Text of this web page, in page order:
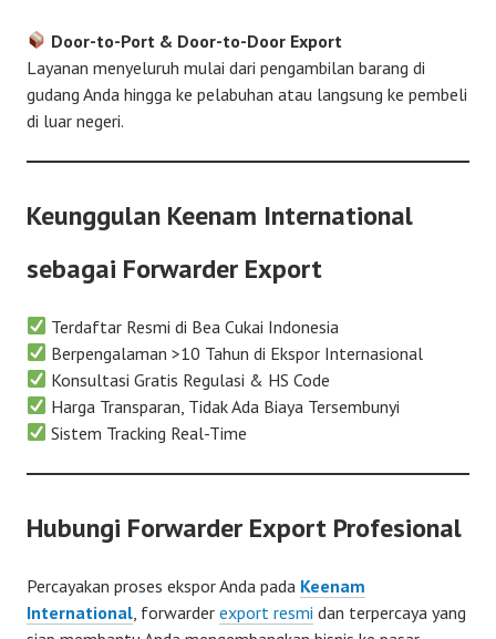
Door-to-Port & Door-to-Door Export
Layanan menyeluruh mulai dari pengambilan barang di
gudang Anda hingga ke pelabuhan atau langsung ke pembeli
di luar negeri.
Keunggulan Keenam International
sebagai Forwarder Export
Terdaftar Resmi di Bea Cukai Indonesia
Berpengalaman >10 Tahun di Ekspor Internasional
Konsultasi Gratis Regulasi & HS Code
Harga Transparan, Tidak Ada Biaya Tersembunyi
Sistem Tracking Real-Time
Hubungi Forwarder Export Profesional
Percayakan proses ekspor Anda pada Keenam
International , forwarder export resmi dan terpercaya yang